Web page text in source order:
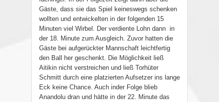
Gäste, dass sie das Spiel keineswegs schenken
wollten und entwickelten in der folgenden 15
Minuten viel Wirbel. Der verdiente Lohn dann in
der 18. Minute zum Ausgleich. Zuvor hatten die
Gäste bei aufgerückter Mannschaft leichtfertig
den Ball her geschenkt. Die Möglichkeit ließ
Aitikin nicht verstreichen und ließ Torhüter
Schmitt durch eine platzierten Aufsetzer ins lange
Eck keine Chance. Auch inder Folge blieb
Anandolu dran und hätte in der 22. Minute das